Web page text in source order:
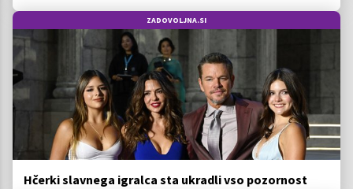
ZADOVOLJNA.SI
Hčerki slavnega igralca sta ukradli vso pozornost